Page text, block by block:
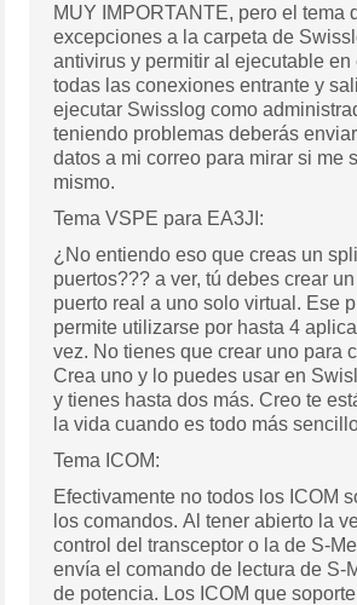
MUY IMPORTANTE, pero el tema
excepciones a la carpeta de
antivirus y permitir al ejecutable en
todas las conexiones entrante y
ejecutar Swisslog como
teniendo problemas deberás
datos a mi correo para mirar si me
mismo.
Tema VSPE para EA3JI:
¿No entiendo eso que creas un
puertos??? a ver, tú debes crear
puerto real a uno solo virtual. Ese
permite utilizarse por hasta 4
vez. No tienes que crear uno para
Crea uno y lo puedes usar en
y tienes hasta dos más. Creo te
la vida cuando es todo más
Tema ICOM:
Efectivamente no todos los ICOM
los comandos. Al tener abierto la
control del transceptor o la de S-
envía el comando de lectura de S-
de potencia. Los ICOM que